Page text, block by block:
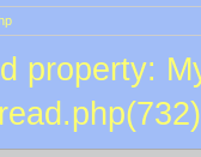
property: